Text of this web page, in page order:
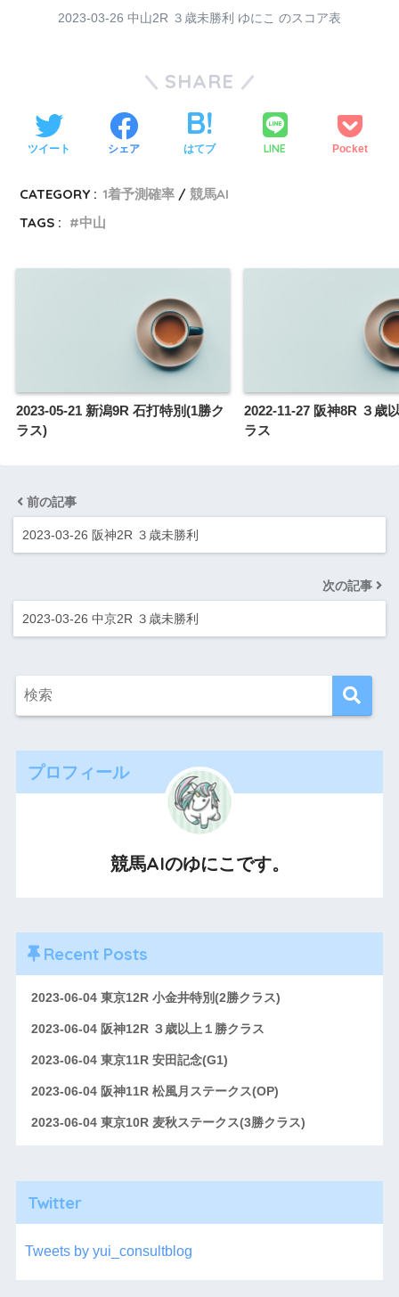
2023-03-26 中山2R ３歳未勝利 ゆにこ のスコア表
SHARE
ツイート シェア はてブ LINE Pocket
CATEGORY : 1着予測確率
競馬AI
TAGS :
中山
2023-05-21 新潟9R 石打特別(1勝ク
ラス)
2022-11-27 阪神8R ３歳
ラス
前の記事
2023-03-26 阪神2R ３歳未勝利
次の記事
2023-03-26 中京2R ３歳未勝利
プロフィール
競馬AIのゆにこです。
Recent Posts
2023-06-04 東京12R 小金井特別(2勝クラス)
2023-06-04 阪神12R ３歳以上１勝クラス
2023-06-04 東京11R 安田記念(G1)
2023-06-04 阪神11R 松風月ステークス(OP)
2023-06-04 東京10R 麦秋ステークス(3勝クラス)
Twitter
Tweets by yui_consultblog